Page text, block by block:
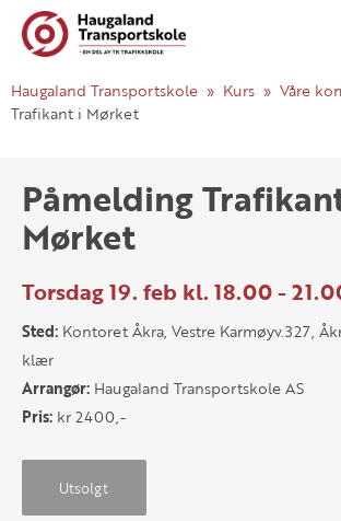
Haugaland Transportskole Kurs
Våre
Trafikant i Mørket
Påmelding
Mørket
Torsdag 19. feb kl. 18.00 -
Sted: Kontoret Åkra, Vestre Karmøyv.327,
klær
Arrangør: Haugaland Transportskole AS
Pris: kr 2400,-
Utsolgt